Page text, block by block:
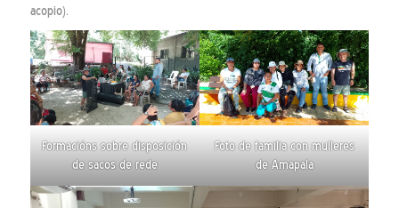
acopio).
Formacións sobre disposición
de sacos de rede
Foto de familia con mulleres
de Amapala